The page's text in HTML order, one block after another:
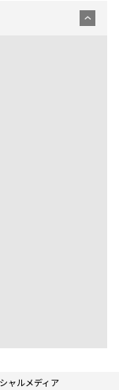
ャルメディア